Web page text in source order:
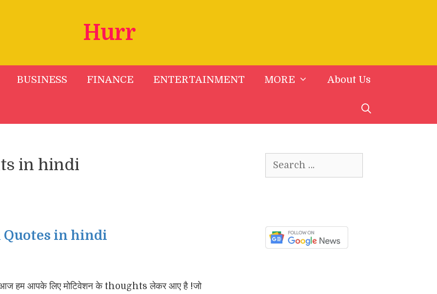
Hurr
BUSINESS FINANCE ENTERTAINMENT MORE About Us
in hindi
Quotes in hindi
आपके लिए मोटिवेशन के thoughts लेकर आए है !जो
for: